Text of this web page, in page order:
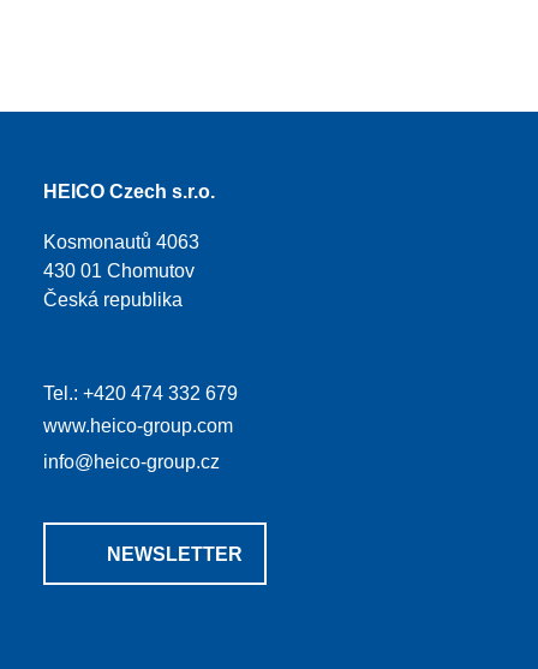
HEICO Czech s.r.o.
Kosmonautů 4063
430 01 Chomutov
Česká republika
Tel.: +420 474 332 679
www.heico-group.com
info@heico-group.cz
NEWSLETTER